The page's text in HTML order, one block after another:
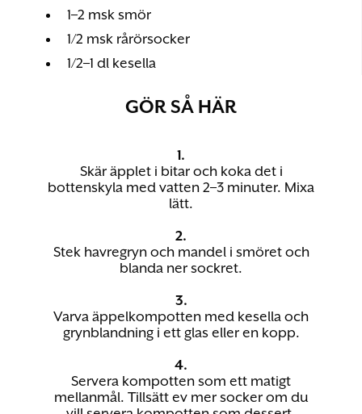
1–2 msk smör
1/2 msk rårörsocker
1/2–1 dl kesella
GÖR SÅ HÄR
1.
Skär äpplet i bitar och koka det i
bottenskyla med vatten 2–3 minuter. Mixa
lätt.
2.
Stek havregryn och mandel i smöret och
blanda ner sockret.
3.
Varva äppelkompotten med kesella och
grynblandning i ett glas eller en kopp.
4.
Servera kompotten som ett matigt
mellanmål. Tillsätt ev mer socker om du